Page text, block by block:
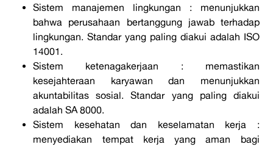
Sistem manajemen lingkungan : menunjukkan
bahwa perusahaan bertanggung jawab terhadap
lingkungan. Standar yang paling diakui adalah ISO
14001.
Sistem ketenagakerjaan : memastikan
kesejahteraan karyawan dan menunjukkan
akuntabilitas sosial. Standar yang paling diakui
adalah SA 8000.
Sistem kesehatan dan keselamatan kerja :
menyediakan tempat kerja yang aman bagi